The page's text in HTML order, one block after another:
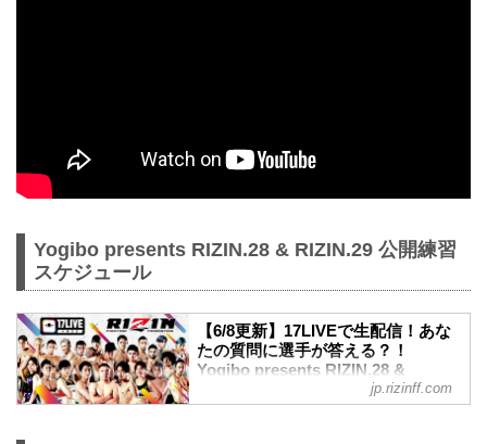
Yogibo presents RIZIN.28 & RIZIN.29 公開練習
スケジュール
【6/8更新】17LIVEで生配信！あな
たの質問に選手が答える？！
Yogibo presents RIZIN.28 &
RIZIN.29 公開練習 - RIZIN
FIGHTING FEDERATION オフィシ
jp.rizinff.com